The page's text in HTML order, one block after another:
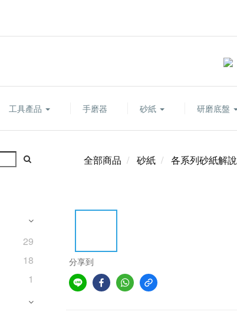
工具產品 手磨器 砂紙 研磨底盤
29
18
1
全部商品 砂紙 各系列砂紙解說
分享到